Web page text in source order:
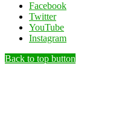
Facebook
Twitter
YouTube
Instagram
Back to top button